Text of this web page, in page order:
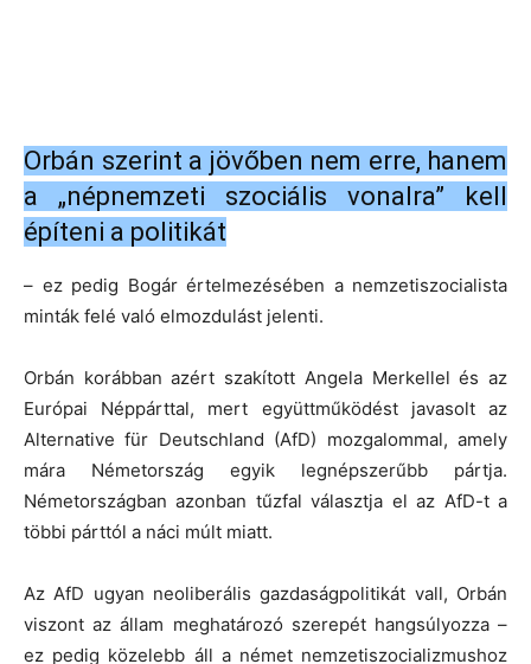
Orbán szerint a jövőben nem erre, hanem
a „népnemzeti szociális vonalra” kell
építeni a politikát
– ez pedig Bogár értelmezésében a nemzetiszocialista
minták felé való elmozdulást jelenti.
Orbán korábban azért szakított Angela Merkellel és az
Európai Néppárttal, mert együttműködést javasolt az
Alternative für Deutschland (AfD) mozgalommal, amely
mára Németország egyik legnépszerűbb pártja.
Németországban azonban tűzfal választja el az AfD-t a
többi párttól a náci múlt miatt.
Az AfD ugyan neoliberális gazdaságpolitikát vall, Orbán
viszont az állam meghatározó szerepét hangsúlyozza –
ez pedig közelebb áll a német nemzetiszocializmushoz